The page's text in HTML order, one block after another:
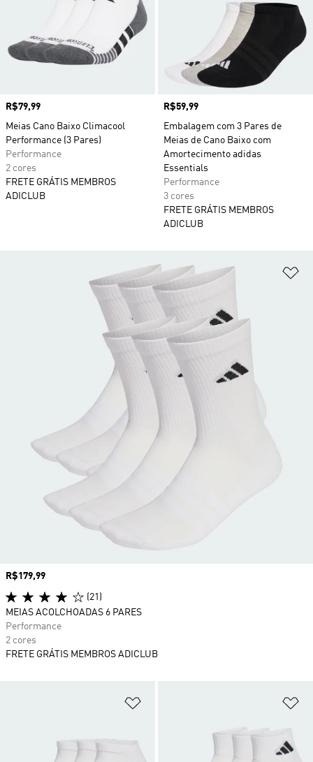
Preço
R$79,99
Meias Cano Baixo Climacool
Performance (3 Pares)
Performance
2 cores
FRETE GRÁTIS MEMBROS
ADICLUB
Preço
R$59,99
Embalagem com 3 Pares de
Meias de Cano Baixo com
Amortecimento adidas
Essentials
Performance
3 cores
FRETE GRÁTIS MEMBROS
ADICLUB
Preço
R$179,99
(21)
MEIAS ACOLCHOADAS 6 PARES
Performance
2 cores
FRETE GRÁTIS MEMBROS ADICLUB